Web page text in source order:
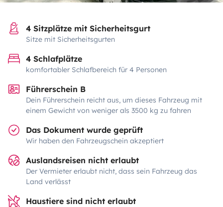
4 Sitzplätze mit Sicherheitsgurt
Sitze mit Sicherheitsgurten
4 Schlafplätze
komfortabler Schlafbereich für 4 Personen
Führerschein B
Dein Führerschein reicht aus, um dieses Fahrzeug mit
einem Gewicht von weniger als 3500 kg zu fahren
Das Dokument wurde geprüft
Wir haben den Fahrzeugschein akzeptiert
Auslandsreisen nicht erlaubt
Der Vermieter erlaubt nicht, dass sein Fahrzeug das
Land verlässt
Haustiere sind nicht erlaubt